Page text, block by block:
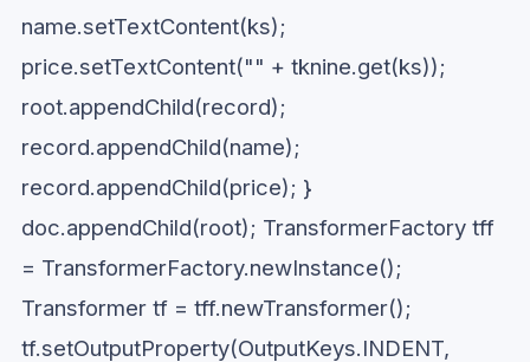
name.setTextContent(ks);
price.setTextContent("" + tknine.get(ks));
root.appendChild(record);
record.appendChild(name);
record.appendChild(price); }
doc.appendChild(root); TransformerFactory tff
= TransformerFactory.newInstance();
Transformer tf = tff.newTransformer();
tf.setOutputProperty(OutputKeys.INDENT,